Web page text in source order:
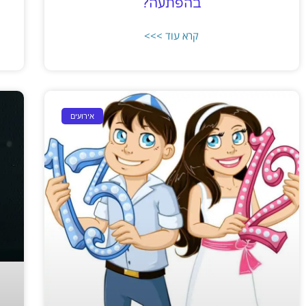
בהפתעה?
קרא עוד >>>
אירועים